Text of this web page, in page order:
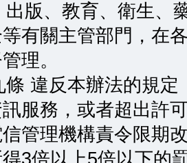
版、教育、衛生、
有關主管部門，在
理。
違反本辦法的規定
服務，或者超出許
管理機構責令限期
3倍以上5倍以下的